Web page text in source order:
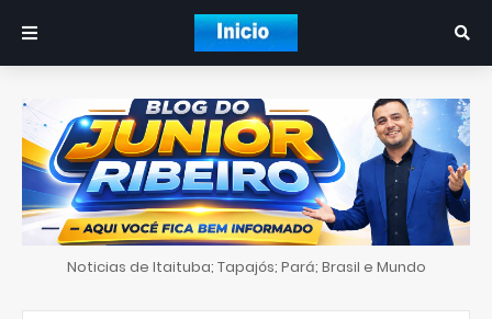
Noticias de Itaituba; Tapajós; Pará; Brasil e Mundo